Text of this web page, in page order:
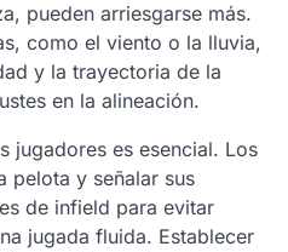
pueden arriesgarse más.
como el viento o la lluvia,
y la trayectoria de la
en la alineación.
jugadores es esencial. Los
pelota y señalar sus
de infield para evitar
jugada fluida. Establecer